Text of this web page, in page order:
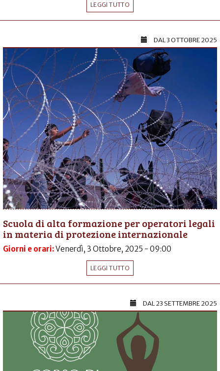
LEGGI TUTTO
DAL3 OTTOBRE 2025
Scuola di alta formazione per operatori legali
in materia di protezione internazionale
Giorni e orari:Venerdì, 3 Ottobre, 2025 - 09:00
LEGGI TUTTO
DAL23 SETTEMBRE 2025